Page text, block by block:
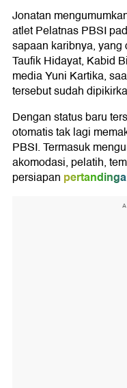
Jonatan
atlet Pelatnas PBSI
sapaan karibnya,
Taufik Hidayat, Kabid
media Yuni Kartika,
tersebut sudah
Dengan status baru
otomatis tak lagi
PBSI. Termasuk
akomodasi, pelatih,
persiapan